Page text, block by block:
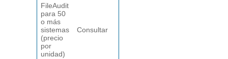
FileAudit
para 50
o más
sistemas
(precio
por
unidad)
Consultar